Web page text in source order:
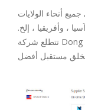
أنحاء الولايات
، وأفريقيا ، إلخ.
تتطلع شركة Dong Guan TSM Skin Beauty Co.، Ltd. إلى العمل